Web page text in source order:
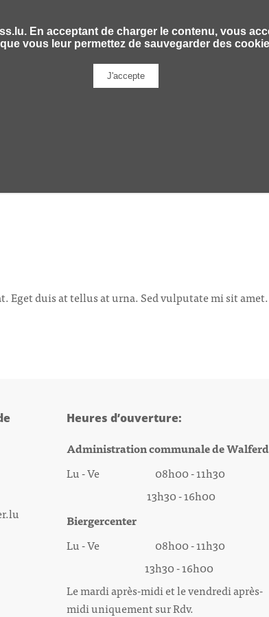
duis at tellus at urna. Sed vulputate mi sit amet.
Heures d’ouverture:
Administration communale de
Lu - Ve 08h00 - 11h30
13h30 - 16h00
Biergercenter
Lu - Ve 08h00 - 11h30
13h30 - 16h00
Le mardi après-midi et le vendredi après-
midi uniquement sur Rdv.